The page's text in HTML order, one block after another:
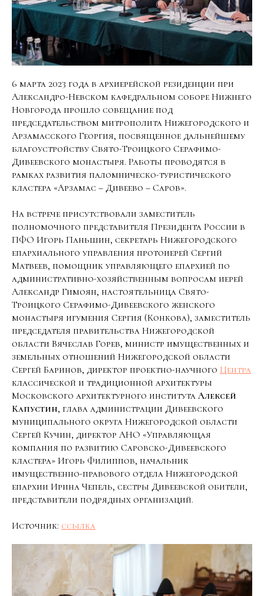
6 марта 2023 года в архиерейской резиденции при
Александро-Невском кафедральном соборе Нижнего
Новгорода прошло совещание под
председательством митрополита Нижегородского и
Арзамасского Георгия, посвященное дальнейшему
благоустройству Свято-Троицкого Серафимо-
Дивеевского монастыря. Работы проводятся в
рамках развития паломническо-туристического
кластера «Арзамас – Дивеево – Саров».
На встрече присутствовали заместитель
полномочного представителя Президента России в
ПФО Игорь Паньшин, секретарь Нижегородского
епархиального управления протоиерей Сергий
Матвеев, помощник управляющего епархией по
административно-хозяйственным вопросам иерей
Александр Гимоян, настоятельница Свято-
Троицкого Серафимо-Дивеевского женского
монастыря игумения Сергия (Конкова), заместитель
председателя правительства Нижегородской
области Вячеслав Горев, министр имущественных и
земельных отношений Нижегородской области
Сергей Баринов, директор проектно-научного Центра
классической и традиционной архитектуры
Московского архитектурного института Алексей
Капустин, глава администрации Дивеевского
муниципального округа Нижегородской области
Сергей Кучин, директор АНО «Управляющая
компания по развитию Саровско-Дивеевского
кластера» Игорь Филиппов, начальник
имущественно-правового отдела Нижегородской
епархии Ирина Чепель, сестры Дивеевской обители,
представители подрядных организаций.
Источник: ссылка